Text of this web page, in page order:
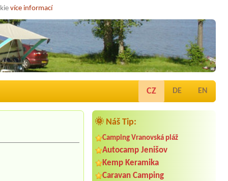
více informací
CZ DE EN
🌞 Náš Tip:
Camping Vranovská pláž
Autocamp Jenišov
Kemp Keramika
Caravan Camping